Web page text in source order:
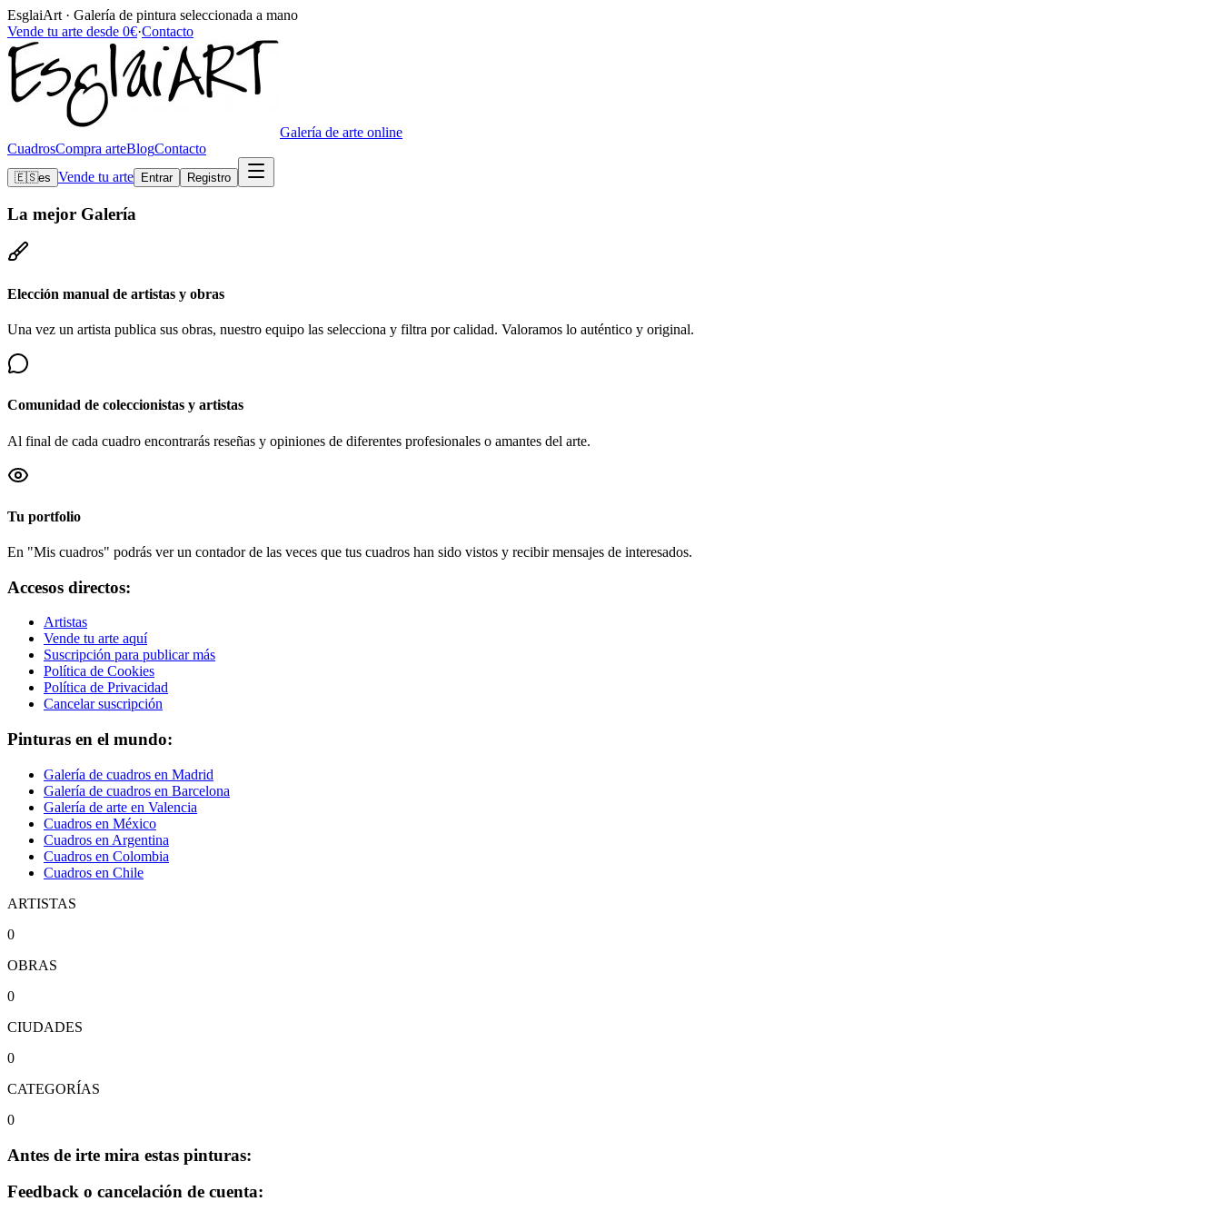
EsglaiArt · Galería de pintura seleccionada a mano
Vende tu arte desde 0€·Contacto
Galería de arte online
CuadrosCompra arteBlogContacto
🇪🇸es Vende tu arte Entrar Registro
La mejor Galería
Elección manual de artistas y obras
Una vez un artista publica sus obras, nuestro equipo las selecciona y filtra por calidad. Valoramos lo auténtico y original.
Comunidad de coleccionistas y artistas
Al final de cada cuadro encontrarás reseñas y opiniones de diferentes profesionales o amantes del arte.
Tu portfolio
En "Mis cuadros" podrás ver un contador de las veces que tus cuadros han sido vistos y recibir mensajes de interesados.
Accesos directos:
Artistas
Vende tu arte aquí
Suscripción para publicar más
Política de Cookies
Política de Privacidad
Cancelar suscripción
Pinturas en el mundo:
Galería de cuadros en Madrid
Galería de cuadros en Barcelona
Galería de arte en Valencia
Cuadros en México
Cuadros en Argentina
Cuadros en Colombia
Cuadros en Chile
ARTISTAS
0
OBRAS
0
CIUDADES
0
CATEGORÍAS
0
Antes de irte mira estas pinturas:
Feedback o cancelación de cuenta: